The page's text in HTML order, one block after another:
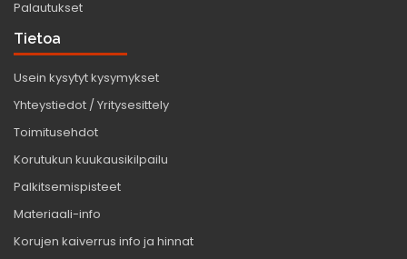
Palautukset
Tietoa
Usein kysytyt kysymykset
Yhteystiedot / Yritysesittely
Toimitusehdot
Korutukun kuukausikilpailu
Palkitsemispisteet
Materiaali-info
Korujen kaiverrus info ja hinnat